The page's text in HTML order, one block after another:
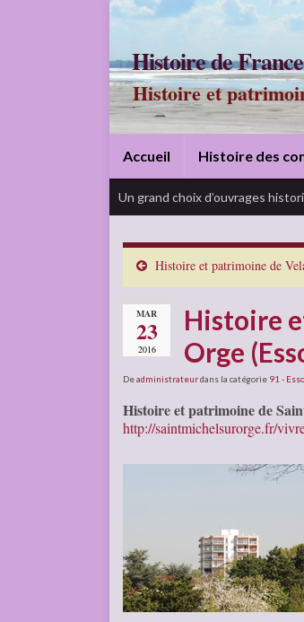
Histoire de
Histoire et
Accueil Histoire des
Un grand choix d’ouvrages
Histoire et patrimoine de
MAR
23
2016
Histoire
Orge
Deadministrateurdans la catégorie 91 -
Histoire et patrimoine de
http://saintmichelsurorge.fr/